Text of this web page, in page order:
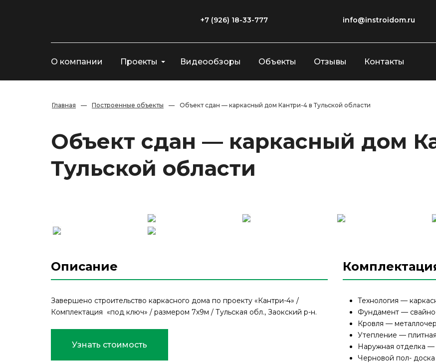
+7 (926) 18-33-777 info@instroidom.ru
О компании Проекты Видеообзоры Объекты Отзывы Контакты
Главная — Построенные объекты — Объект сдан — каркасный дом Кантри-4 в Тульской области
Объект сдан — каркасный дом
Тульской области
Описание
Завершено строительство каркасного дома по проекту «Кантри-4» /
Комплектация «под ключ» / размером 7х9м / Тульская обл., Заокский р-н.
Узнать стоимость
Технология —
Фундамент —
Кровля —
Утепление —
Наружная отделка —
Черновой пол- доска